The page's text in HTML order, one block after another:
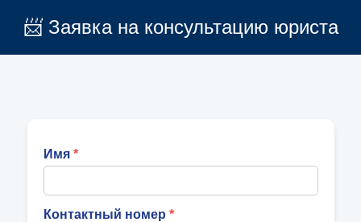
📨 Заявка на консультацию юриста
Имя
Контактный номер